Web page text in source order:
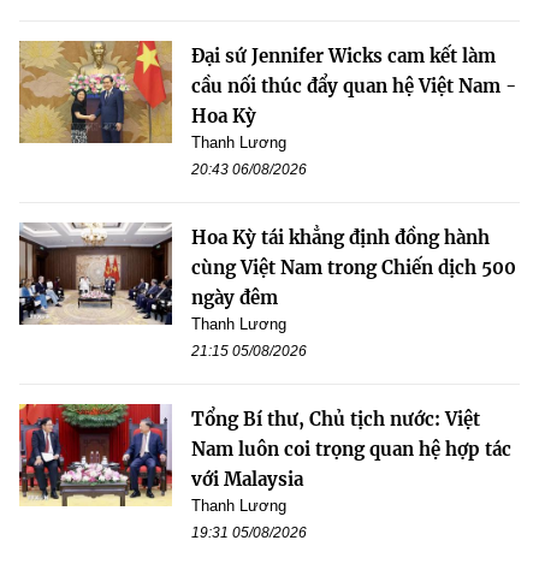
Đại sứ Jennifer Wicks cam kết làm
cầu nối thúc đẩy quan hệ Việt Nam -
Hoa Kỳ
Thanh Lương
20:43 06/08/2026
Hoa Kỳ tái khẳng định đồng hành
cùng Việt Nam trong Chiến dịch 500
ngày đêm
Thanh Lương
21:15 05/08/2026
Tổng Bí thư, Chủ tịch nước: Việt
Nam luôn coi trọng quan hệ hợp tác
với Malaysia
Thanh Lương
19:31 05/08/2026